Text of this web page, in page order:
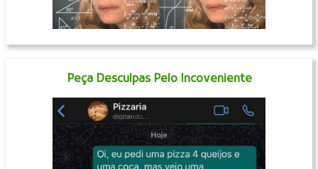
Peça Desculpas Pelo Incoveniente